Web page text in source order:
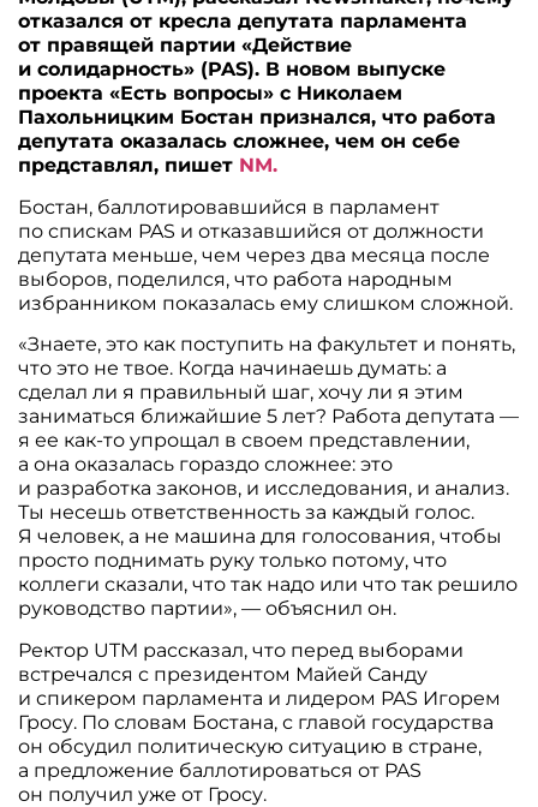
отказался от кресла депутата парламента
от правящей партии «Действие
и солидарность» (PAS). В новом выпуске
проекта «Есть вопросы» с Николаем
Пахольницким Бостан признался, что работа
депутата оказалась сложнее, чем он себе
представлял, пишет NM.
Бостан, баллотировавшийся в парламент
по спискам PAS и отказавшийся от должности
депутата меньше, чем через два месяца после
выборов, поделился, что работа народным
избранником показалась ему слишком сложной.
«Знаете, это как поступить на факультет и понять,
что это не твое. Когда начинаешь думать: а
сделал ли я правильный шаг, хочу ли я этим
заниматься ближайшие 5 лет? Работа депутата —
я ее как-то упрощал в своем представлении,
а она оказалась гораздо сложнее: это
и разработка законов, и исследования, и анализ.
Ты несешь ответственность за каждый голос.
Я человек, а не машина для голосования, чтобы
просто поднимать руку только потому, что
коллеги сказали, что так надо или что так решило
руководство партии», — объяснил он.
Ректор UTM рассказал, что перед выборами
встречался с президентом Майей Санду
и спикером парламента и лидером PAS Игорем
Гросу. По словам Бостана, с главой государства
он обсудил политическую ситуацию в стране,
а предложение баллотироваться от PAS
он получил уже от Гросу.